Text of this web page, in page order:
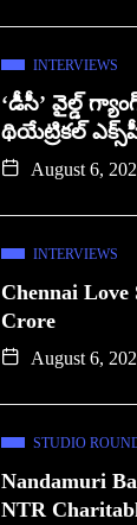
INTERVIEWS
‘డీసీ’ వైల్డ్
థియేట్రికల్
August 6,
INTERVIEWS
Chennai Love
Crore
August 6,
STUDIO
Nandamuri
NTR